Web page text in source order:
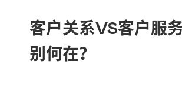
客户关系VS客户服
别何在？